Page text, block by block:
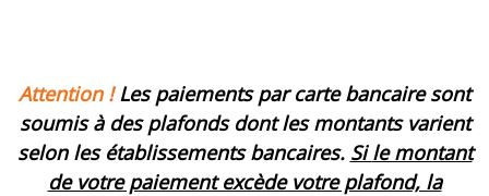
Attention ! Les paiements par carte bancaire sont
soumis à des plafonds dont les montants varient
selon les établissements bancaires. Sile montant
de votre paiement excède votre plafond, la